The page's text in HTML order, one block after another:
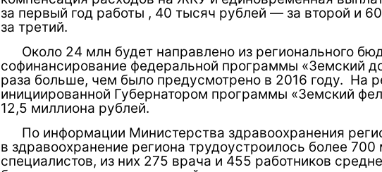
за первый год работы , 40 тысяч рублей — за второй и
за третий.
Около 24 млн будет направлено из регионального
софинансирование федеральной программы «Земский
раза больше, чем было предусмотрено в 2016 году. На
инициированной Губернатором программы «Земский
12,5 миллиона рублей.
По информации Министерства здравоохранения
в здравоохранение региона трудоустроилось более
специалистов, из них 275 врача и 455 работников